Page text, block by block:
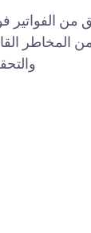
من الفواتير
المخاطر